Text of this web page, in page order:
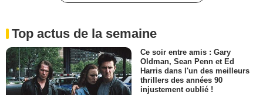
Top actus de la semaine
Ce soir entre amis : Gary
Oldman, Sean Penn et Ed
Harris dans l'un des meilleurs
thrillers des années 90
injustement oublié !